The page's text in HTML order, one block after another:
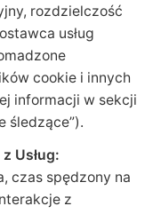
rozdzielczość
usług
cookie i innych
informacji w sekcji
śledzące”).
Usług:
czas spędzony na
z